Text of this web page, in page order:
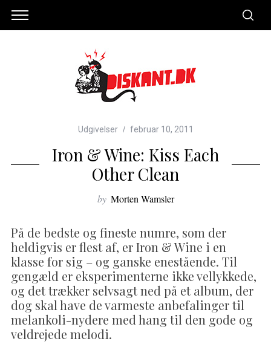
Udgivelser februar 10, 2011
Iron & Wine: Kiss Each
Other Clean
by Morten Wamsler
På de bedste og fineste numre, som der
heldigvis er flest af, er Iron & Wine i en
klasse for sig – og ganske enestående. Til
gengæld er eksperimenterne ikke vellykkede,
og det trækker selvsagt ned på et album, der
dog skal have de varmeste anbefalinger til
melankoli-nydere med hang til den gode og
veldrejede melodi.